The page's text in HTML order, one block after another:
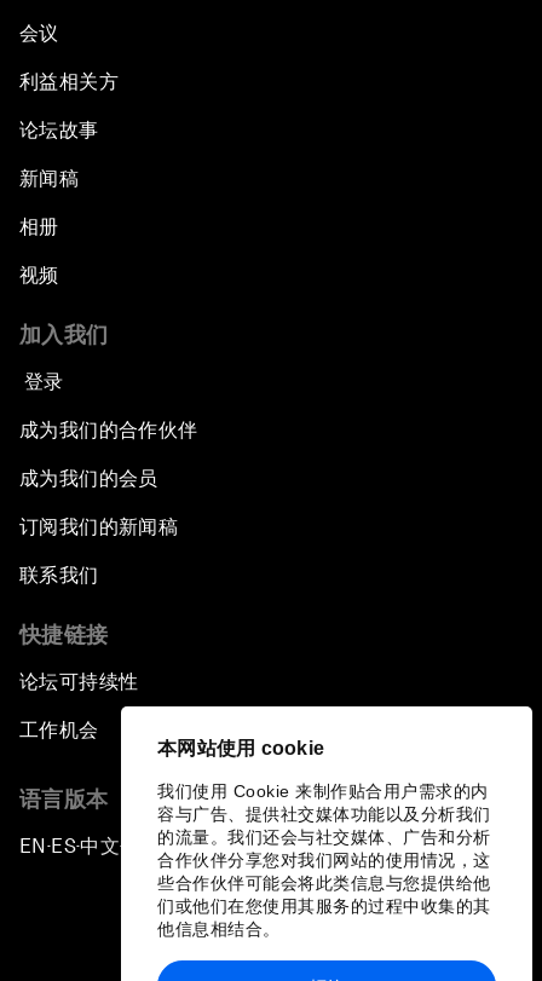
本网站使用 cookie
我们使用 Cookie 来制作贴合用户需求的内
容与广告、提供社交媒体功能以及分析我们
的流量。我们还会与社交媒体、广告和分析
合作伙伴分享您对我们网站的使用情况，这
些合作伙伴可能会将此类信息与您提供给他
们或他们在您使用其服务的过程中收集的其
他信息相结合。
会议
利益相关方
论坛故事
新闻稿
相册
视频
加入我们
登录
成为我们的合作伙伴
成为我们的会员
订阅我们的新闻稿
联系我们
快捷链接
论坛可持续性
工作机会
语言版本
EN ▪ES▪中文▪ 日本語